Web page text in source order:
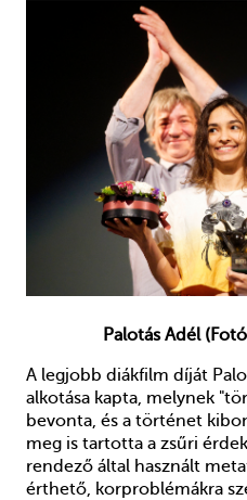
Palotás Adél
A legjobb diákfilm díját
alkotása kapta, melynek "
bevonta, és a történet
meg is tartotta a zsűri
rendező által használt
érthető, korproblémákra